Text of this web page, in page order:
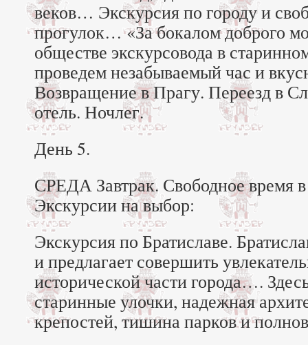
веков… Экскурсия по городу и
прогулок… «За бокалом доброго
обществе экскурсовода в
проведем незабываемый час и
Возвращение в Прагу. Переезд в
отель. Ночлег.
День 5.
СРЕДА Завтрак. Свободное время в
Экскурсии на выбор:
Экскурсия по Братиславе.
и предлагает совершить
исторической части города….
старинные улочки, надежная
крепостей, тишина парков и